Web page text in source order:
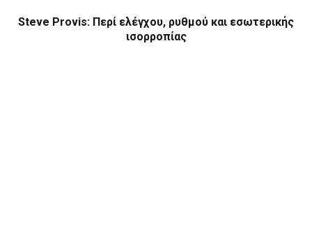
Steve Provis: Περί ελέγχου, ρυθμού και εσωτερικής
ισορροπίας